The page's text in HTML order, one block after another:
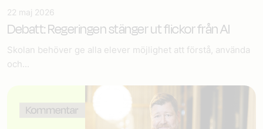
22 maj 2026
Debatt: Regeringen stänger ut flickor från AI
Skolan behöver ge alla elever möjlighet att förstå, använda
och...